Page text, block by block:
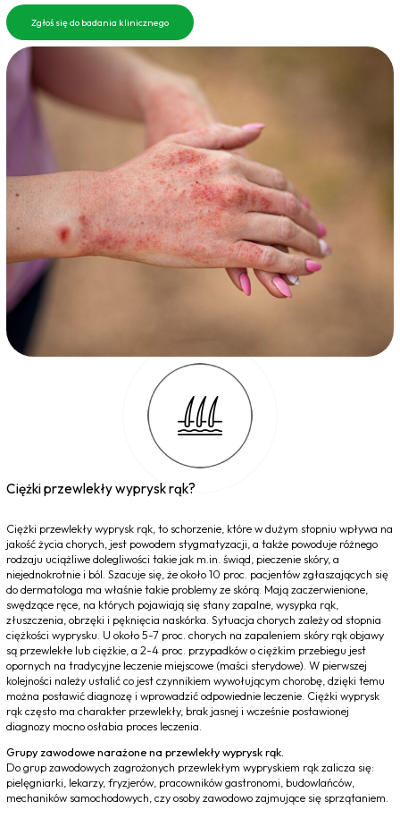
Zgłoś się do badania klinicznego
Ciężki przewlekły wyprysk rąk?
Ciężki przewlekły wyprysk rąk, to schorzenie, które w dużym stopniu wpływa na
jakość życia chorych, jest powodem stygmatyzacji, a także powoduje różnego
rodzaju uciążliwe dolegliwości takie jak m.in. świąd, pieczenie skóry, a
niejednokrotnie i ból. Szacuje się, że około 10 proc. pacjentów zgłaszających się
do dermatologa ma właśnie takie problemy ze skórą. Mają zaczerwienione,
swędzące ręce, na których pojawiają się stany zapalne, wysypka rąk,
złuszczenia, obrzęki i pęknięcia naskórka. Sytuacja chorych zależy od stopnia
ciężkości wyprysku. U około 5-7 proc. chorych na zapaleniem skóry rąk objawy
są przewlekłe lub ciężkie, a 2-4 proc. przypadków o ciężkim przebiegu jest
opornych na tradycyjne leczenie miejscowe (maści sterydowe). W pierwszej
kolejności należy ustalić co jest czynnikiem wywołującym chorobę, dzięki temu
można postawić diagnozę i wprowadzić odpowiednie leczenie. Ciężki wyprysk
rąk często ma charakter przewlekły, brak jasnej i wcześnie postawionej
diagnozy mocno osłabia proces leczenia.
Grupy zawodowe narażone na przewlekły wyprysk rąk.
Do grup zawodowych zagrożonych przewlekłym wypryskiem rąk zalicza się:
pielęgniarki, lekarzy, fryzjerów, pracowników gastronomi, budowlańców,
mechaników samochodowych, czy osoby zawodowo zajmujące się sprzątaniem.